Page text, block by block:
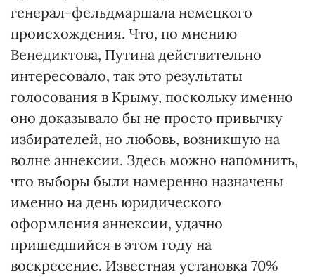
генерал-фельдмаршала немецкого
происхождения. Что, по мнению
Венедиктова, Путина действительно
интересовало, так это результаты
голосования в Крыму, поскольку именно
оно доказывало бы не просто привычку
избирателей, но любовь, возникшую на
волне аннексии. Здесь можно напомнить,
что выборы были намеренно назначены
именно на день юридического
оформления аннексии, удачно
пришедшийся в этом году на
воскресение. Известная установка 70%